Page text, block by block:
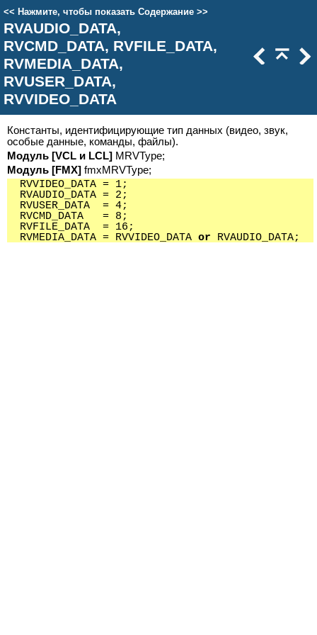
<< Нажмите, чтобы показать Содержание >>
RVAUDIO_DATA,
RVCMD_DATA, RVFILE_DATA,
RVMEDIA_DATA,
RVUSER_DATA,
RVVIDEO_DATA
Константы, идентифицирующие тип данных (видео, звук,
особые данные, команды, файлы).
Модуль [VCL и LCL] MRVType;
Модуль [FMX] fmxMRVType;
RVVIDEO_DATA = 1;
RVAUDIO_DATA = 2;
RVUSER_DATA = 4;
RVCMD_DATA = 8;
RVFILE_DATA = 16;
RVMEDIA_DATA = RVVIDEO_DATA or RVAUDIO_DATA;